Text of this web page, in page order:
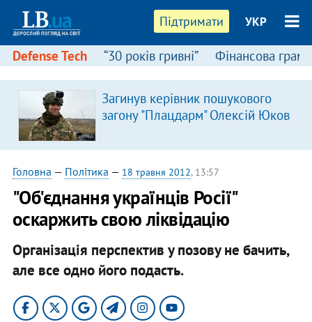
Підтримати УКР
Defense Tech “30 років гривні” Фінансова
Загинув керівник пошукового
загону "Плацдарм" Олексій Юков
Головна — Політика — 18 травня 2012, 13:57
"Об'єднання українців Росії"
оскаржить свою ліквідацію
Організація перспектив у позову не бачить,
але все одно його подасть.